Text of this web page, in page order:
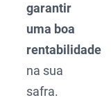
garantir
uma boa
rentabilidade
na sua
safra.